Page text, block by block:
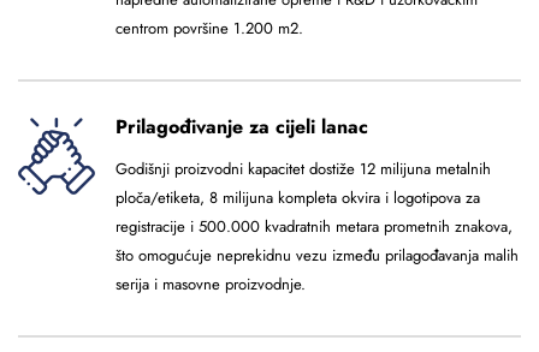
centrom površine 1.200 m2.
Prilagođivanje za cijeli lanac
Godišnji proizvodni kapacitet dostiže 12 milijuna metalnih
ploča/etiketa, 8 milijuna kompleta okvira i logotipova za
registracije i 500.000 kvadratnih metara prometnih znakova,
što omogućuje neprekidnu vezu između prilagođavanja malih
serija i masovne proizvodnje.